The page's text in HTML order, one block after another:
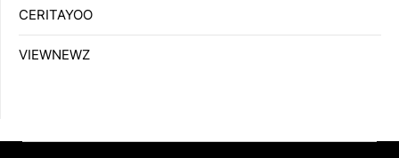
CERITAYOO
VIEWNEWZ